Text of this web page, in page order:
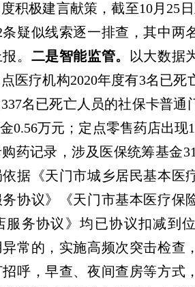
积极建言献策，截至10月25
条疑似线索逐一排查，其中两
。 二是智能监管。
以大数据
医疗机构2020年度有3名已死
名已死亡人员的社保卡普通
0.56万元；定点零售药店出现
药记录，涉及医保统筹基金
据《天门市城乡居民基本医
协议》《天门市基本医疗保
服务协议》均已协议扣减到
常的，实施高频次突击检查
呼，早查、夜间查房等方式